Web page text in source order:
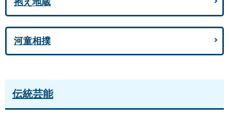
河童相撲
伝統芸能